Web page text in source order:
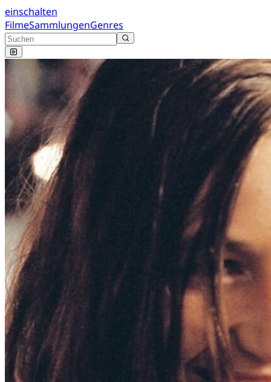
einschalten
FilmeSammlungenGenres